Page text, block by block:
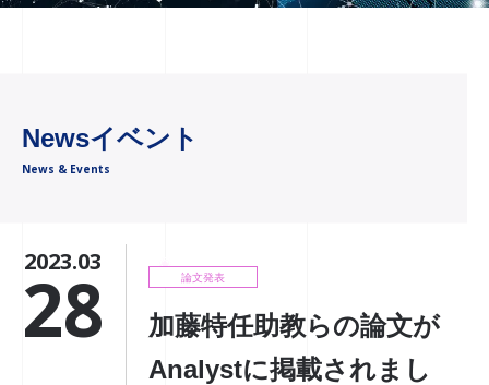
Newsイベント
News & Events
2023.03
28 論文発表
加藤特任助教らの論文が
Analystに掲載されまし